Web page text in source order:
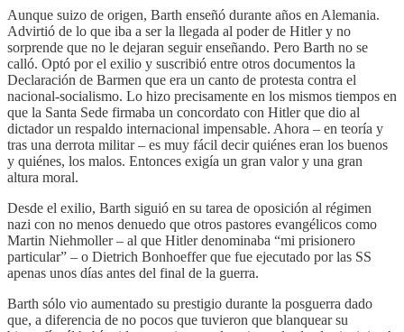
Aunque suizo de origen, Barth enseñó durante años en Alemania.
Advirtió de lo que iba a ser la llegada al poder de Hitler y no
sorprende que no le dejaran seguir enseñando. Pero Barth no se
calló. Optó por el exilio y suscribió entre otros documentos la
Declaración de Barmen que era un canto de protesta contra el
nacional-socialismo. Lo hizo precisamente en los mismos tiempos en
que la Santa Sede firmaba un concordato con Hitler que dio al
dictador un respaldo internacional impensable. Ahora – en teoría y
tras una derrota militar – es muy fácil decir quiénes eran los buenos
y quiénes, los malos. Entonces exigía un gran valor y una gran
altura moral.
Desde el exilio, Barth siguió en su tarea de oposición al régimen
nazi con no menos denuedo que otros pastores evangélicos como
Martin Niehmoller – al que Hitler denominaba “mi prisionero
particular” – o Dietrich Bonhoeffer que fue ejecutado por las SS
apenas unos días antes del final de la guerra.
Barth sólo vio aumentado su prestigio durante la posguerra dado
que, a diferencia de no pocos que tuvieron que blanquear su